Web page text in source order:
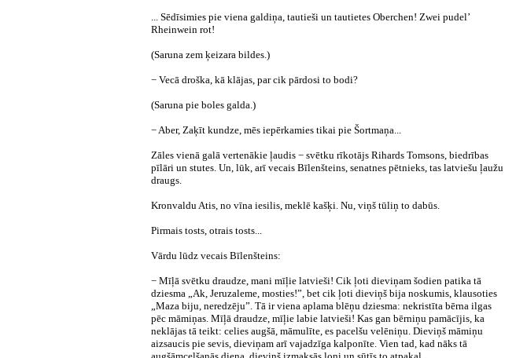
... Sēdīsimies pie viena galdiņa, tautieši un tautietes Oberchen! Zwei pudel’
Rheinwein rot!
(Saruna zem ķeizara bildes.)
− Vecā droška, kā klājas, par cik pārdosi to bodi?
(Saruna pie boles galda.)
− Aber, Zaķīt kundze, mēs iepērkamies tikai pie Šortmaņa...
Zāles vienā galā vertenākie ļaudis − svētku rīkotājs Rihards Tomsons, biedrības
pīlāri un stutes. Un, lūk, arī vecais Bīlenšteins, senatnes pētnieks, tas latviešu ļaužu
draugs.
Kronvaldu Atis, no vīna iesilis, meklē kašķi. Nu, viņš tūliņ to dabūs.
Pirmais tosts, otrais tosts...
Vārdu lūdz vecais Bīlenšteins:
− Mīļā svētku draudze, mani mīļie latvieši! Cik ļoti dieviņam šodien patika tā
dziesma „Ak, Jeruzaleme, mosties!”, bet cik ļoti dieviņš bija noskumis, klausoties
„Maza biju, neredzēju”. Tā ir viena aplama blēņu dziesma: nekristīta bērna ilgas
pēc māmiņas. Mīļā draudze, mīļie labie latvieši! Kas gan bērniņu pamācījis, ka
neklājas tā teikt: celies augšā, māmulīte, es pacelšu velēniņu. Dieviņš māmiņu
aizsaucis pie sevis, dieviņam arī vajadzīga kalponīte. Vien tad, kad nāks tā